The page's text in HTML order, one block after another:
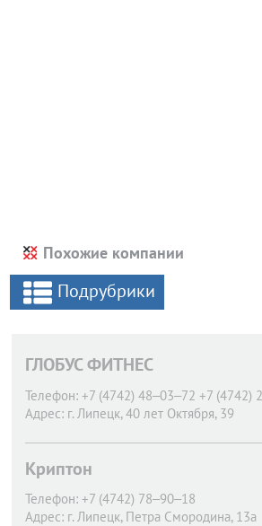
Похожие компании
Подрубрики
ГЛОБУС ФИТНЕС
Телефон: +7 (4742) 48‒03‒72 +7 (4742)
Адрес: г. Липецк, 40 лет Октября, 39
Криптон
Телефон: +7 (4742) 78‒90‒18
Адрес: г. Липецк, Петра Смородина, 13а